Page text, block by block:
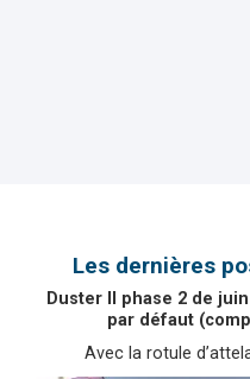
Les dernières
Duster II phase 2 de
par défaut
Avec la rotule